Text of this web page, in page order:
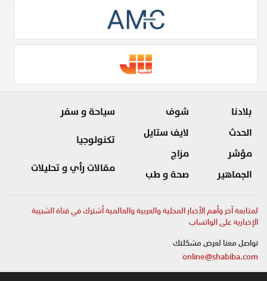
بلادنا
الحدث
مؤشر
الجماهير
شوف
لايف ستايل
مزاج
صحة و طب
سياحة و سفر
تكنولوجيا
مقالات رأي و تحليلات
لمتابعة آخر وأهم الأخبار المحلية والعربية والعالمية أشترك في قناة الشبيبة
الإخبارية على الواتساب
تواصل معنا لعرض مشكلتك
online@shabiba.com